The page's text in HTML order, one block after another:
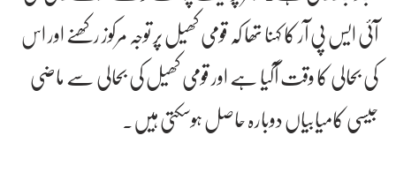
آئی ایس پی آر کا کہنا تھا کہ قومی کھیل پر توجہ مرکوز رکھنے اور اس
کی بحالی کا وقت آگیا ہے اور قومی کھیل کی بحالی سے ماضی
جیسی کامیابیاں دوبارہ حاصل ہوسکتی ہیں۔